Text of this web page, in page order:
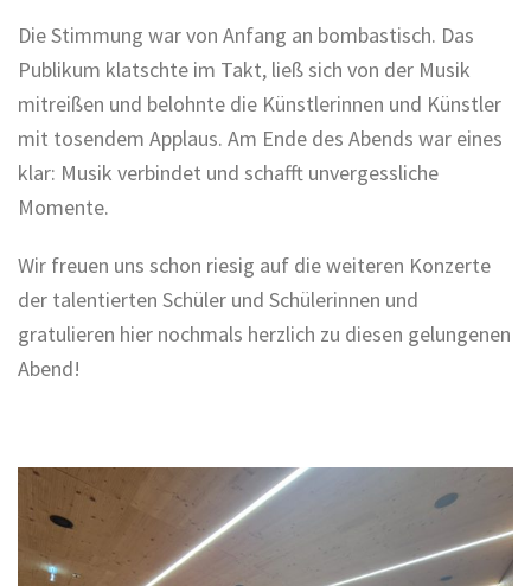
Die Stimmung war von Anfang an bombastisch. Das
Publikum klatschte im Takt, ließ sich von der Musik
mitreißen und belohnte die Künstlerinnen und Künstler
mit tosendem Applaus. Am Ende des Abends war eines
klar: Musik verbindet und schafft unvergessliche
Momente.
Wir freuen uns schon riesig auf die weiteren Konzerte
der talentierten Schüler und Schülerinnen und
gratulieren hier nochmals herzlich zu diesen gelungenen
Abend!